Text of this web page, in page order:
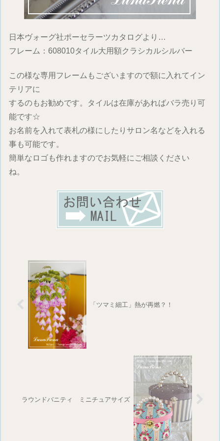
日本ヴォーグ社ポーセラーツカタログより…
フレーム：608010タイル大用額クラシカルシルバー
この様な専用フレームもございますので額に入れてイン
テリアに
するのもお勧めです。タイルは在庫があればバラ売り可
能です☆
お名前を入れて表札の様にしたりサロン名などを入れる
事も可能です。
簡単なロゴも作れますのでお気軽にご相談ください
ね。
「ツマミ細工」熱が再燃？！
ラウンドバニティ ミニチュアサイズ